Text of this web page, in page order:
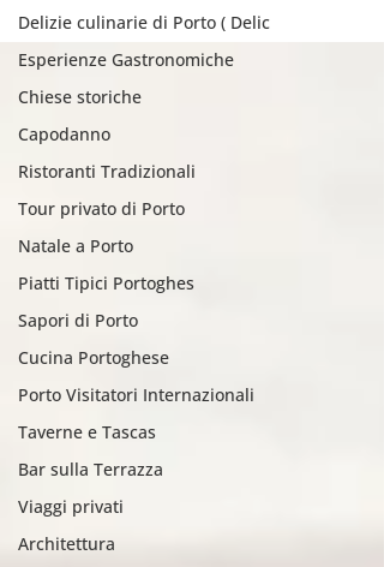
Delizie culinarie di Porto ( Delic
Esperienze Gastronomiche
Chiese storiche
Capodanno
Ristoranti Tradizionali
Tour privato di Porto
Natale a Porto
Piatti Tipici Portoghes
Sapori di Porto
Cucina Portoghese
Porto Visitatori Internazionali
Taverne e Tascas
Bar sulla Terrazza
Viaggi privati
Architettura